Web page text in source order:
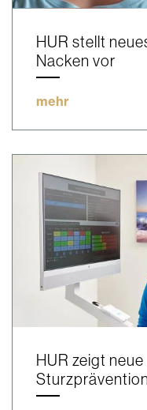
HUR stellt
Nacken vor
mehr
HUR zeigt